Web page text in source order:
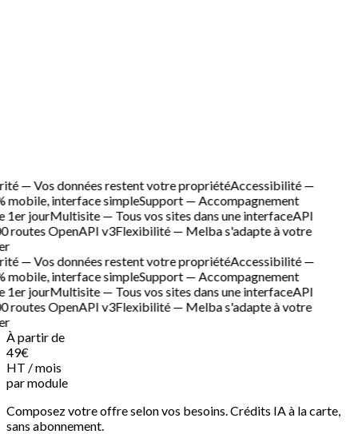
— Vos données restent votre propriétéAccessibilité —
mobile, interface simpleSupport — Accompagnement
1er jourMultisite — Tous vos sites dans une interfaceAPI
routes OpenAPI v3Flexibilité — Melba s'adapte à votre
— Vos données restent votre propriétéAccessibilité —
mobile, interface simpleSupport — Accompagnement
1er jourMultisite — Tous vos sites dans une interfaceAPI
routes OpenAPI v3Flexibilité — Melba s'adapte à votre
À partir de
49€
HT / mois
par module
Composez votre offre selon vos besoins. Crédits IA à la carte,
sans abonnement.